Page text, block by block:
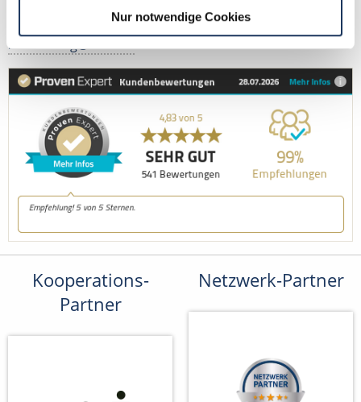
Nur notwendige Cookies
Tel.: +49 (0) 521 / 911 730 42
Fax: +49 (0) 521 / 911 730 41
bewerbung@dzas.de
Kooperations-
Partner
Netzwerk-Partner